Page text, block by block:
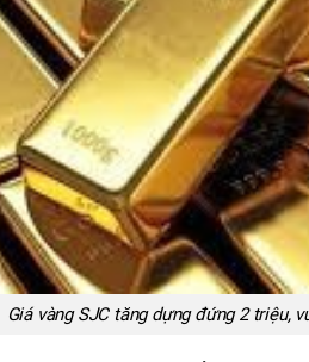
Giá vàng SJC tăng dựng đứng 2 triệu,